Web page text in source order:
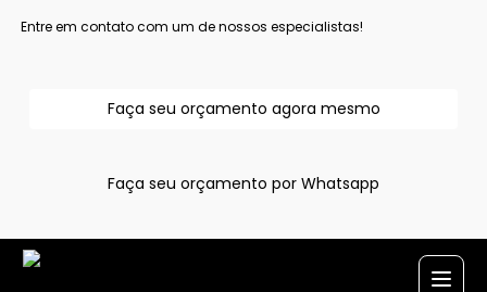
Entre em contato com um de nossos especialistas!
Faça seu orçamento agora mesmo
Faça seu orçamento por Whatsapp